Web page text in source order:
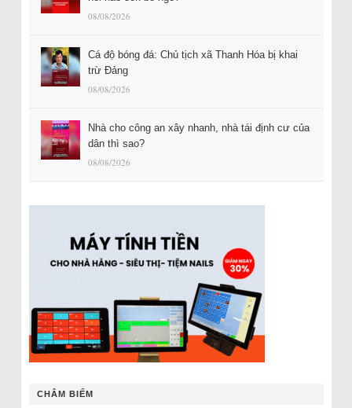
08/08/2026
Cá độ bóng đá: Chủ tịch xã Thanh Hóa bị khai
trừ Đảng
08/08/2026
Nhà cho công an xây nhanh, nhà tái định cư của
dân thì sao?
08/08/2026
CHÂM BIẾM